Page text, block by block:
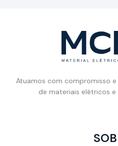
Atuamos com compromisso
de materiais elétricos e